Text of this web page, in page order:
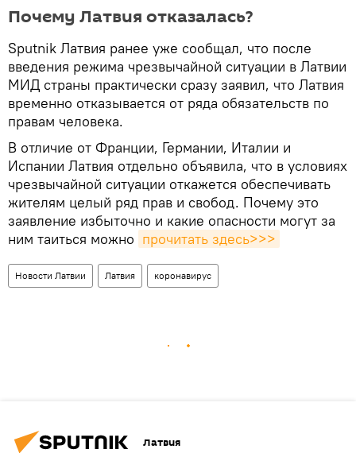
Почему Латвия отказалась?
Sputnik Латвия ранее уже сообщал, что после
введения режима чрезвычайной ситуации в Латвии
МИД страны практически сразу заявил, что Латвия
временно отказывается от ряда обязательств по
правам человека.
В отличие от Франции, Германии, Италии и
Испании Латвия отдельно объявила, что в условиях
чрезвычайной ситуации откажется обеспечивать
жителям целый ряд прав и свобод. Почему это
заявление избыточно и какие опасности могут за
ним таиться можно прочитать здесь>>>
Новости Латвии Латвия коронавирус
Латвия